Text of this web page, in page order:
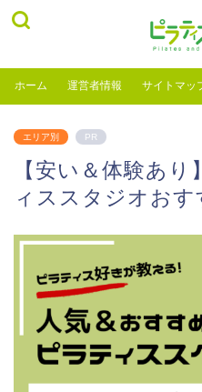
ホーム 運営者情報 サイトマッ
エリア別 PR
【安い＆体験あ
ィススタジオおす